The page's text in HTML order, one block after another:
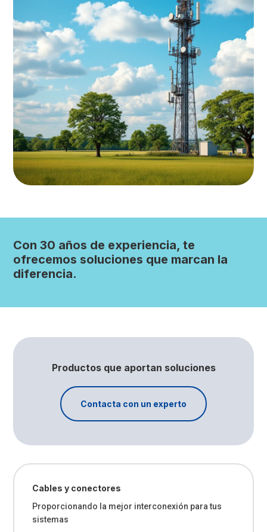
Con30 años de experiencia, te
ofrecemos soluciones que marcan la
diferencia.
Productos que aportan soluciones
Contacta con un experto
Cables y conectores
Proporcionando la mejor interconexión para tus
sistemas